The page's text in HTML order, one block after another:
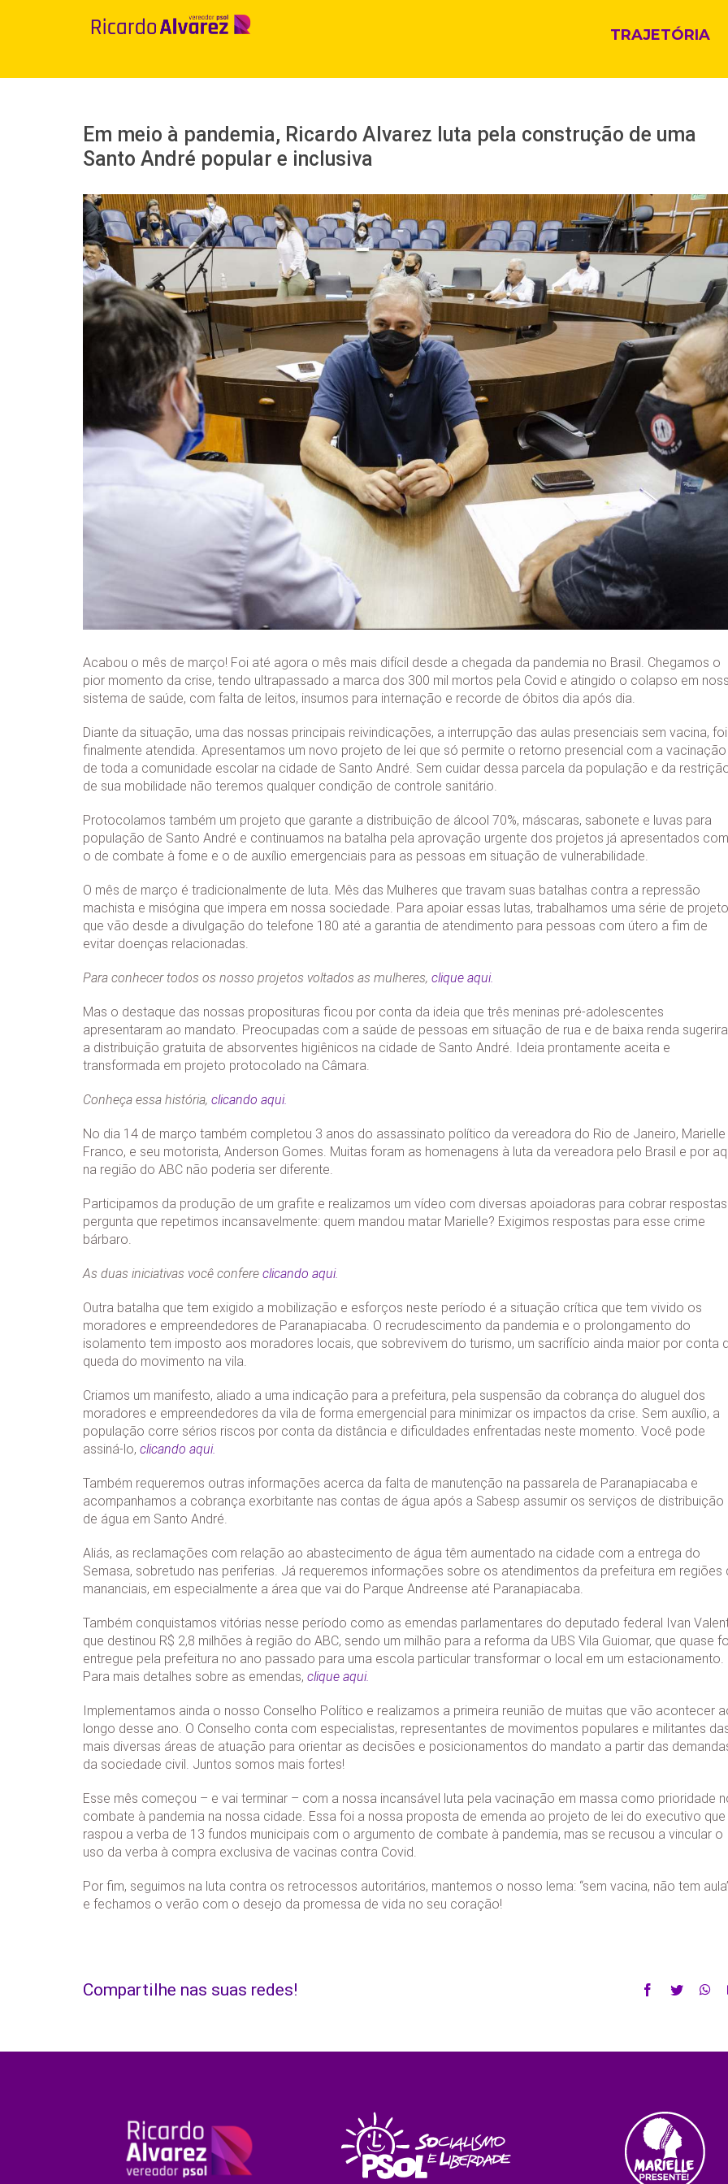
TRAJETÓRIA
Em meio à pandemia, Ricardo Alvarez luta pela construção de uma
Santo André popular e inclusiva
View
Larger
Image
Acabou o mês de março! Foi até agora o mês mais difícil desde a chegada da pandemia no Brasil. Chegamos o
pior momento da crise, tendo ultrapassado a marca dos 300 mil mortos pela Covid e atingido o colapso em
sistema de saúde, com falta de leitos, insumos para internação e recorde de óbitos dia após dia.
Diante da situação, uma das nossas principais reivindicações, a interrupção das aulas presenciais sem vacina, foi
finalmente atendida. Apresentamos um novo projeto de lei que só permite o retorno presencial com a vacinação
de toda a comunidade escolar na cidade de Santo André. Sem cuidar dessa parcela da população e da
de sua mobilidade não teremos qualquer condição de controle sanitário.
Protocolamos também um projeto que garante a distribuição de álcool 70%, máscaras, sabonete e luvas para
população de Santo André e continuamos na batalha pela aprovação urgente dos projetos já apresentados
o de combate à fome e o de auxílio emergenciais para as pessoas em situação de vulnerabilidade.
O mês de março é tradicionalmente de luta. Mês das Mulheres que travam suas batalhas contra a repressão
machista e misógina que impera em nossa sociedade. Para apoiar essas lutas, trabalhamos uma série de
que vão desde a divulgação do telefone 180 até a garantia de atendimento para pessoas com útero a fim de
evitar doenças relacionadas.
Para conhecer todos os nosso projetos voltados as mulheres, clique aqui.
Mas o destaque das nossas proposituras ficou por conta da ideia que três meninas pré-adolescentes
apresentaram ao mandato. Preocupadas com a saúde de pessoas em situação de rua e de baixa renda
a distribuição gratuita de absorventes higiênicos na cidade de Santo André. Ideia prontamente aceita e
transformada em projeto protocolado na Câmara.
Conheça essa história, clicando aqui.
No dia 14 de março também completou 3 anos do assassinato político da vereadora do Rio de Janeiro, Marielle
Franco, e seu motorista, Anderson Gomes. Muitas foram as homenagens à luta da vereadora pelo Brasil e por
na região do ABC não poderia ser diferente.
Participamos da produção de um grafite e realizamos um vídeo com diversas apoiadoras para cobrar
pergunta que repetimos incansavelmente: quem mandou matar Marielle? Exigimos respostas para esse crime
bárbaro.
As duas iniciativas você confere clicando aqui.
Outra batalha que tem exigido a mobilização e esforços neste período é a situação crítica que tem vivido os
moradores e empreendedores de Paranapiacaba. O recrudescimento da pandemia e o prolongamento do
isolamento tem imposto aos moradores locais, que sobrevivem do turismo, um sacrifício ainda maior por conta
queda do movimento na vila.
Criamos um manifesto, aliado a uma indicação para a prefeitura, pela suspensão da cobrança do aluguel dos
moradores e empreendedores da vila de forma emergencial para minimizar os impactos da crise. Sem auxílio, a
população corre sérios riscos por conta da distância e dificuldades enfrentadas neste momento. Você pode
assiná-lo, clicando aqui.
Também requeremos outras informações acerca da falta de manutenção na passarela de Paranapiacaba e
acompanhamos a cobrança exorbitante nas contas de água após a Sabesp assumir os serviços de distribuição
de água em Santo André.
Aliás, as reclamações com relação ao abastecimento de água têm aumentado na cidade com a entrega do
Semasa, sobretudo nas periferias. Já requeremos informações sobre os atendimentos da prefeitura em regiões
mananciais, em especialmente a área que vai do Parque Andreense até Paranapiacaba.
Também conquistamos vitórias nesse período como as emendas parlamentares do deputado federal Ivan
que destinou R$ 2,8 milhões à região do ABC, sendo um milhão para a reforma da UBS Vila Guiomar, que quase
entregue pela prefeitura no ano passado para uma escola particular transformar o local em um estacionamento.
Para mais detalhes sobre as emendas, clique aqui.
Implementamos ainda o nosso Conselho Político e realizamos a primeira reunião de muitas que vão acontecer
longo desse ano. O Conselho conta com especialistas, representantes de movimentos populares e militantes
mais diversas áreas de atuação para orientar as decisões e posicionamentos do mandato a partir das
da sociedade civil. Juntos somos mais fortes!
Esse mês começou – e vai terminar – com a nossa incansável luta pela vacinação em massa como prioridade
combate à pandemia na nossa cidade. Essa foi a nossa proposta de emenda ao projeto de lei do executivo que
raspou a verba de 13 fundos municipais com o argumento de combate à pandemia, mas se recusou a vincular o
uso da verba à compra exclusiva de vacinas contra Covid.
Por fim, seguimos na luta contra os retrocessos autoritários, mantemos o nosso lema: “sem vacina, não tem
e fechamos o verão com o desejo da promessa de vida no seu coração!
Compartilhe nas suas redes! Facebook
Twitter